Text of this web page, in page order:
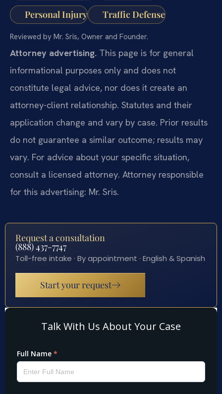
Personal Injury Traffic Defense
Reviewed by Mr. Sris, Owner and Founder.
Attorney advertising. This page is for general
informational purposes only and does not
constitute legal advice, nor does it create an
attorney-client relationship. Statutes and their
application change and vary by case. Prior results
do not guarantee a similar outcome; results may
vary. For advice about your specific situation,
consult a licensed attorney. Attorney responsible
for this advertising: Mr. Sris.
Request a consultation
(888) 437-7747
Toll-free intake · By appointment · English & Spanish
Start your request